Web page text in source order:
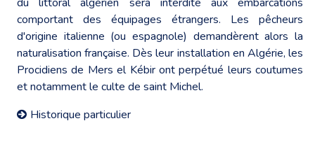
comportant des équipages étrangers. Les pêcheurs
d'origine italienne (ou espagnole) demandèrent alors la
naturalisation française. Dès leur installation en Algérie, les
Procidiens de Mers el Kébir ont perpétué leurs coutumes
et notamment le culte de saint Michel.
Historique particulier